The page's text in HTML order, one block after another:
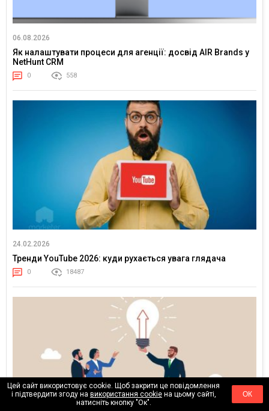
06.08.2026
Як налаштувати процеси для агенції: досвід AIR Brands у
NetHunt CRM
0 558
24.02.2026
Тренди YouTube 2026: куди рухається увага глядача
0 18487
Цей сайт використовує cookie. Щоб закрити це повідомлення
і підтвердити згоду на використання cookieна цьому сайті,
натисніть кнопку "Ок".
ОК